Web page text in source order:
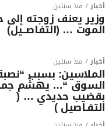
أخبار منذ سنتين
وزير يعنف زوجته إلى
الموت … (التفاصــيل)
أخبار منذ سنتين
الملاسين: بسبب
السوق “… يهشّم
بقضيب حديدي … (
التفـاصيل )